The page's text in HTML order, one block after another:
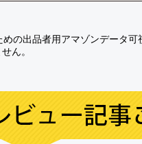
の出品者用アマゾンデータ可
ん。